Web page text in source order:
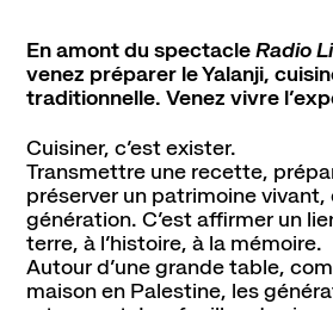
En amont du spectacleRadio
venez préparer le Yalanji,
traditionnelle. Venez vivre
Cuisiner, c’est exister.
Transmettre une recette,
préserver un patrimoine
génération. C’est affirmer un
terre, à l’histoire, à la mémoire.
Autour d’une grande table,
maison en Palestine, les
ContactNewsletterRessources